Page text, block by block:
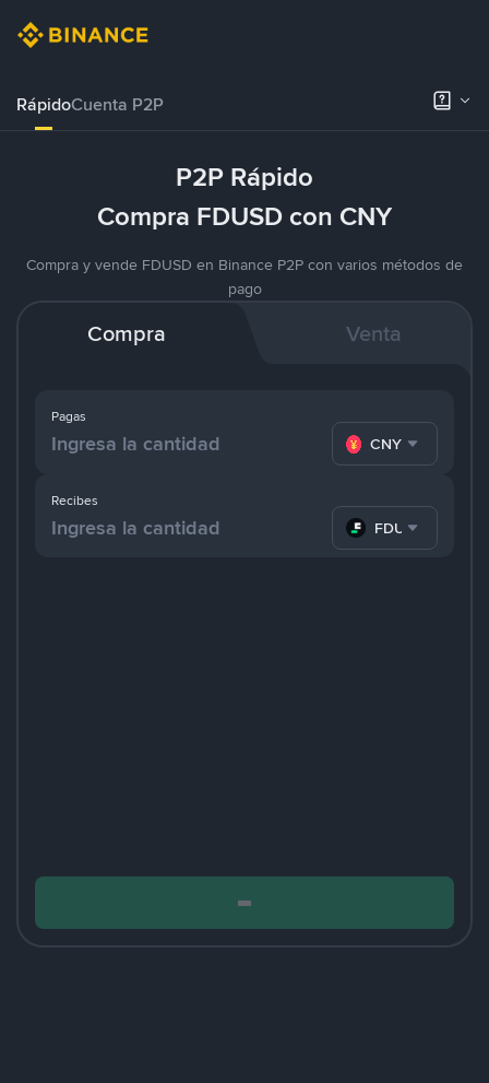
RápidoCuenta P2P
P2P Rápido
Compra FDUSD con CNY
Compra y vende FDUSD en Binance P2P con varios métodos de
pago
Compra Venta
Pagas
CNY
Recibes
FDUSD